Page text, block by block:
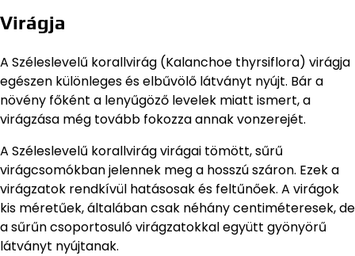
Virágja
A Széleslevelű korallvirág (Kalanchoe thyrsiflora) virágja
egészen különleges és elbűvölő látványt nyújt. Bár a
növény főként a lenyűgöző levelek miatt ismert, a
virágzása még tovább fokozza annak vonzerejét.
A Széleslevelű korallvirág virágai tömött, sűrű
virágcsomókban jelennek meg a hosszú száron. Ezek a
virágzatok rendkívül hatásosak és feltűnőek. A virágok
kis méretűek, általában csak néhány centiméteresek, de
a sűrűn csoportosuló virágzatokkal együtt gyönyörű
látványt nyújtanak.